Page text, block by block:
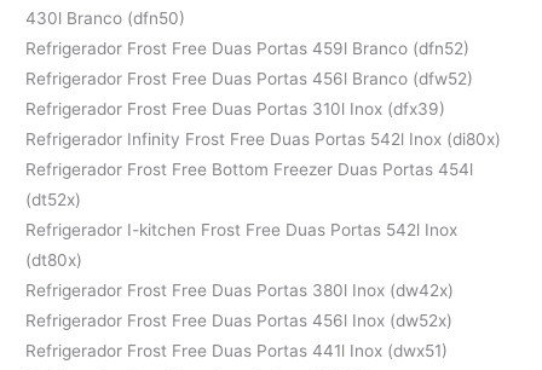
430l Branco (dfn50)
Refrigerador Frost Free Duas Portas 459l Branco (dfn52)
Refrigerador Frost Free Duas Portas 456l Branco (dfw52)
Refrigerador Frost Free Duas Portas 310l Inox (dfx39)
Refrigerador Infinity Frost Free Duas Portas 542l Inox (di80x)
Refrigerador Frost Free Bottom Freezer Duas Portas 454l
(dt52x)
Refrigerador I-kitchen Frost Free Duas Portas 542l Inox
(dt80x)
Refrigerador Frost Free Duas Portas 380l Inox (dw42x)
Refrigerador Frost Free Duas Portas 456l Inox (dw52x)
Refrigerador Frost Free Duas Portas 441l Inox (dwx51)